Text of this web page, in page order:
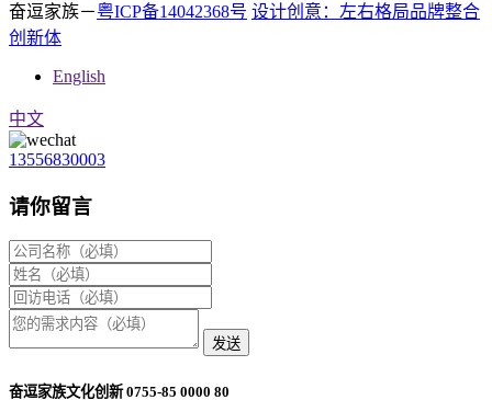
奋逗家族－粤ICP备14042368号 设计创意：左右格局品牌整合
创新体
English
中文
13556830003
请你留言
发送
奋逗家族文化创新 0755-85 0000 80